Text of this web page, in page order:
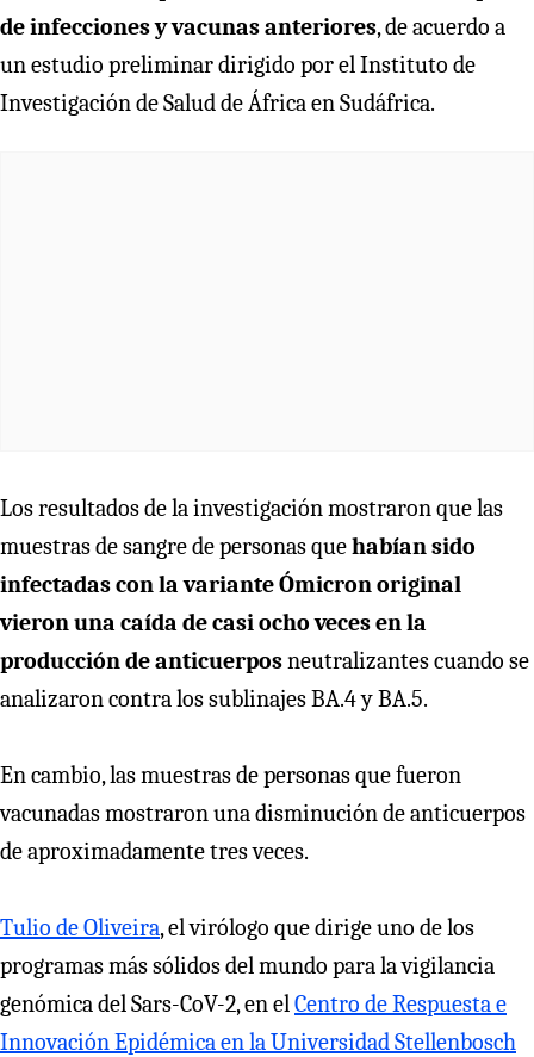
de infecciones y vacunas anteriores, de acuerdo a
un estudio preliminar dirigido por el Instituto de
Investigación de Salud de África en Sudáfrica.
Los resultados de la investigación mostraron que las
muestras de sangre de personas quehabían sido
infectadas con la variante Ómicron original
vieron una caída de casi ocho veces en la
producción de anticuerposneutralizantes cuando se
analizaron contra los sublinajes BA.4 y BA.5.
En cambio, las muestras de personas que fueron
vacunadas mostraron una disminución de anticuerpos
de aproximadamente tres veces.
Tulio de Oliveira, el virólogo que dirige uno de los
programas más sólidos del mundo para la vigilancia
genómica del Sars-CoV-2, en el Centro de Respuesta e
Innovación Epidémica en la Universidad Stellenbosch